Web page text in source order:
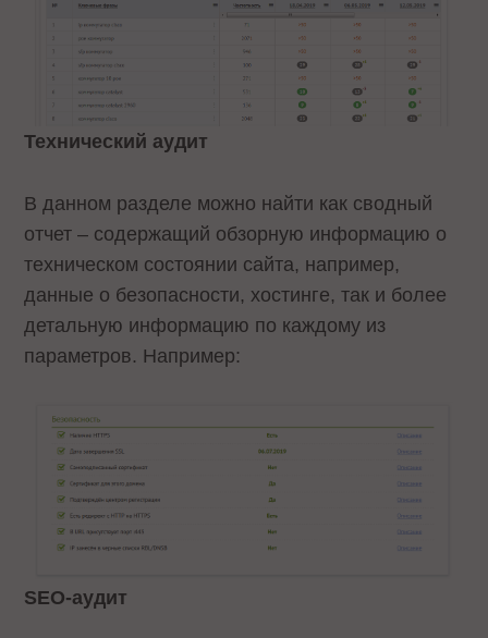
Технический аудит
В данном разделе можно найти как сводный
отчет – содержащий обзорную информацию о
техническом состоянии сайта, например,
данные о безопасности, хостинге, так и более
детальную информацию по каждому из
параметров. Например:
SEO-аудит